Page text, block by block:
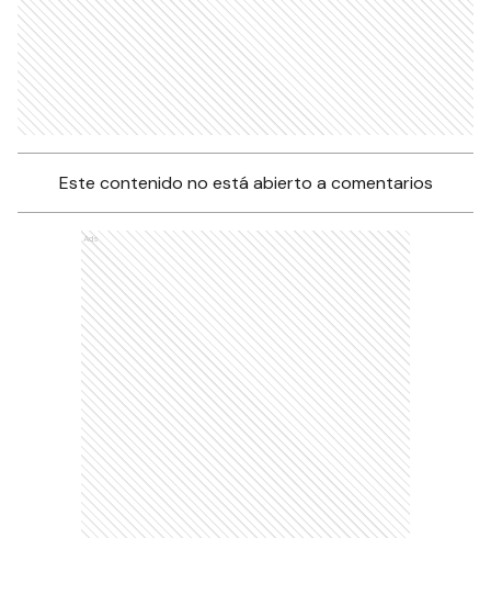
Este contenido no está abierto a comentarios
Ads